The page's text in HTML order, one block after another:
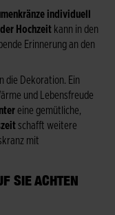
individuell
Hochzeit kann in den
Erinnerung an den
die Dekoration. Ein
und Lebensfreude
eine gemütliche,
schafft weitere
mit
SIE ACHTEN